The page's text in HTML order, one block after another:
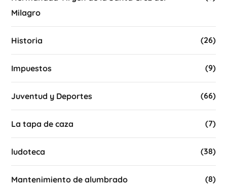
Milagro
Historia (26)
Impuestos (9)
Juventud y Deportes (66)
La tapa de caza (7)
ludoteca (38)
Mantenimiento de alumbrado (8)